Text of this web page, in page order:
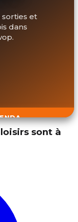
et
dans
sont à